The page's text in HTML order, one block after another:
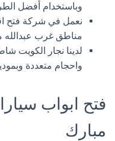
وباستخدام أفضل
نعمل في شركة فتح
مناطق غرب عبدالله
لدينا نجار الكويت
واحجام متعددة
فتح ابواب
مبارك